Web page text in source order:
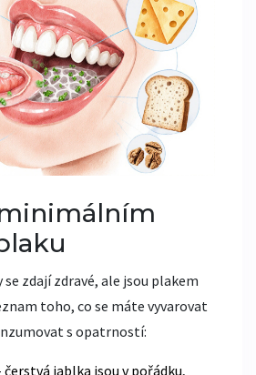
zdají zdravé, ale jsou plakem
toho, co se máte vyvarovat
s opatrností:
čerstvá jablka jsou v pořádku,